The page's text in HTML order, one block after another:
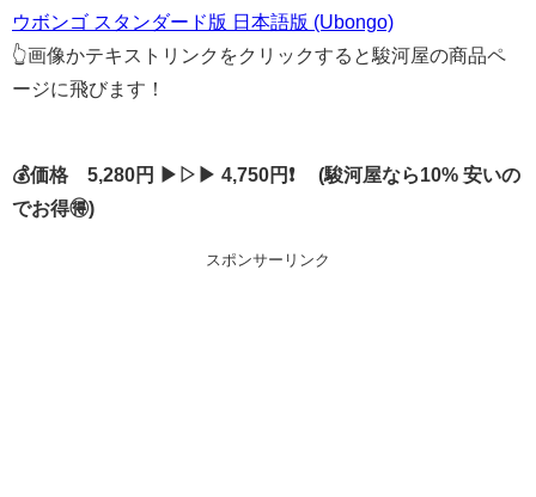
ウボンゴ スタンダード版 日本語版 (Ubongo)
👆画像かテキストリンクをクリックすると駿河屋の商品ペ
ージに飛びます！
💰価格 5,280円 ▶▷▶ 4,750円❗ (駿河屋なら10% 安いの
でお得🉐)
スポンサーリンク